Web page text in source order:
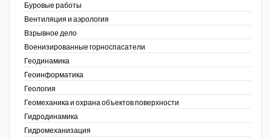
Буровые работы
Вентиляция и аэрология
Взрывное дело
Военизированные горноспасатели
Геодинамика
Геоинформатика
Геология
Геомеханика и охрана объектов поверхности
Гидродинамика
Гидромеханизация
Нефтегазовые технологии
Нефтегазовая вертикаль
Разведка и охрана недр